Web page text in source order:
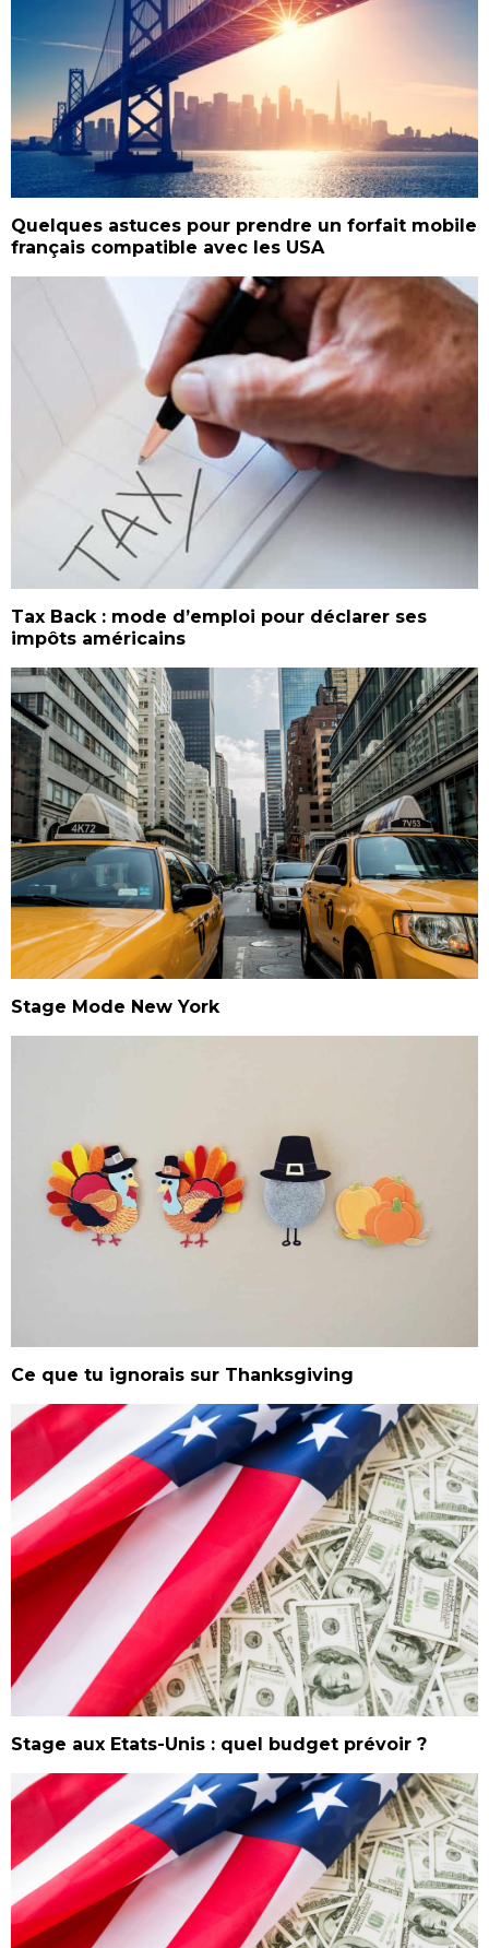
Quelques astuces pour prendre un forfait mobile
français compatible avec les USA
Tax Back : mode d’emploi pour déclarer ses
impôts américains
Stage Mode New York
Ce que tu ignorais sur Thanksgiving
Stage aux Etats-Unis : quel budget prévoir ?